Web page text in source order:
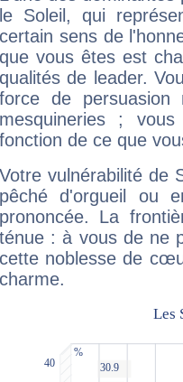
le Soleil, qui
certain sens de
que vous êtes est
qualités de leader.
force de
mesquineries ;
fonction de ce que
Votre vulnérabilité de
pêché d'orgueil ou
prononcée. La
ténue : à vous de ne
cette noblesse de
charme.